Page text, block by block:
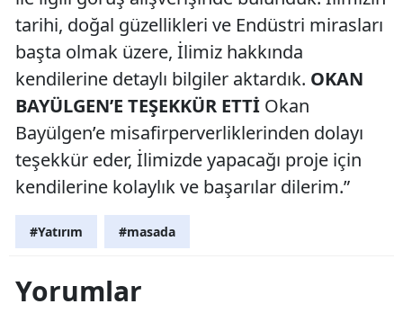
tarihi, doğal güzellikleri ve Endüstri mirasları
başta olmak üzere, İlimiz hakkında
kendilerine detaylı bilgiler aktardık. OKAN
BAYÜLGEN’E TEŞEKKÜR ETTİ Okan
Bayülgen’e misafirperverliklerinden dolayı
teşekkür eder, İlimizde yapacağı proje için
kendilerine kolaylık ve başarılar dilerim.”
#Yatırım #masada
Yorumlar